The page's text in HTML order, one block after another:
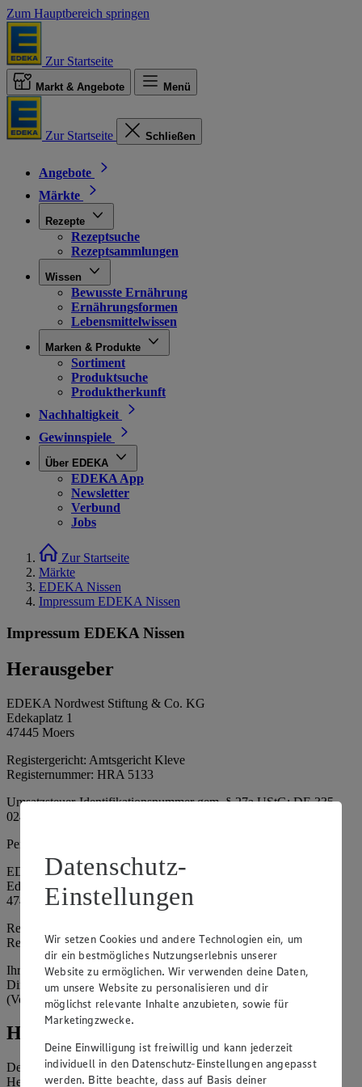
Zum Hauptbereich springen
Zur Startseite
Markt & Angebote Menü
Zur Startseite Schließen
Angebote
Märkte
Rezepte
Rezeptsuche
Rezeptsammlungen
Wissen
Bewusste Ernährung
Ernährungsformen
Lebensmittelwissen
Marken & Produkte
Sortiment
Produktsuche
Produktherkunft
Nachhaltigkeit
Gewinnspiele
Über EDEKA
EDEKA App
Newsletter
Verbund
Jobs
Zur Startseite
Märkte
EDEKA Nissen
Impressum EDEKA Nissen
Impressum EDEKA Nissen
Herausgeber
EDEKA Nordwest Stiftung & Co. KG
Edekaplatz 1
47445 Moers
Registergericht: Amtsgericht Kleve
Registernummer: HRA 5133
Umsatzsteuer-Identifikationsnummer gem. § 27a UStG: DE 335
024 695
Persönlich haftende Gesellschafterin:
EDEKA Nordwest Handelsstiftung e. K.
Edekaplatz 1
47445 Moers
Registergericht: Amtsgericht Kleve
Registernummer: HRA 5132
Ihrerseits vertreten durch: Frank Breuer (Vorstandsvorsitzender),
Dirk Neuhaus (Vorstandsvorsitzender), Peter Wagener
(Vorstandsvorsitzender)
Hinweise
Der Inhalt dieser Website ist urheberrechtlich geschützt. Der
Herausgeber gewährt Ihnen jedoch das Recht, den auf dieser
Datenschutz-
Einstellungen
Wir setzen Cookies und andere Technologien ein, um
dir ein bestmögliches Nutzungserlebnis unserer
Website zu ermöglichen. Wir verwenden deine Daten,
um unsere Website zu personalisieren und dir
möglichst relevante Inhalte anzubieten, sowie für
Marketingzwecke.
Deine Einwilligung ist freiwillig und kann jederzeit
individuell in den Datenschutz-Einstellungen angepasst
werden. Bitte beachte, dass auf Basis deiner